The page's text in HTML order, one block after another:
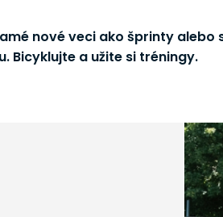
nové veci ako šprinty
Bicyklujte a užite si tréningy.